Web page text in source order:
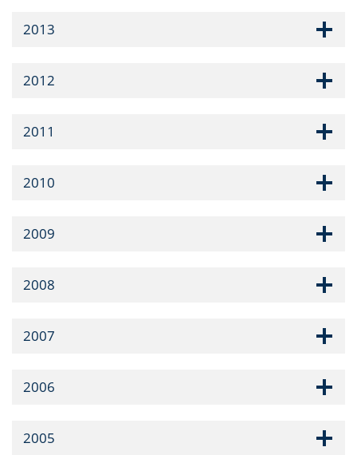
2013
2012
2011
2010
2009
2008
2007
2006
2005